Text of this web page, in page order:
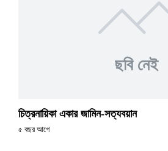
ছবি নেই
চিত্রনায়িকা একার জামিন-সত্যবয়ান
৫ বছর আগে